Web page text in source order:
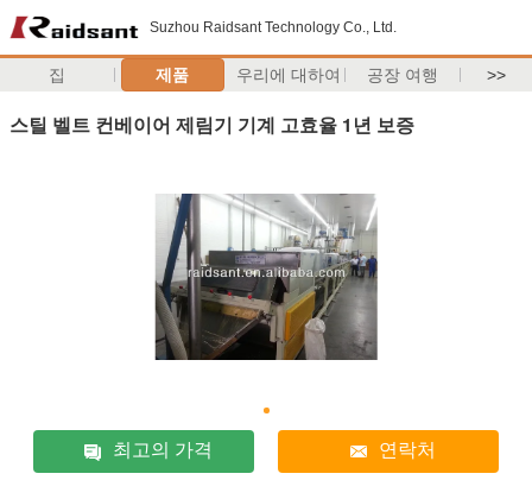
Suzhou Raidsant Technology Co., Ltd.
집 제품 우리에 대하여 공장 여행 >>
스틸 벨트 컨베이어 제림기 기계 고효율 1년 보증
최고의 가격 연락처